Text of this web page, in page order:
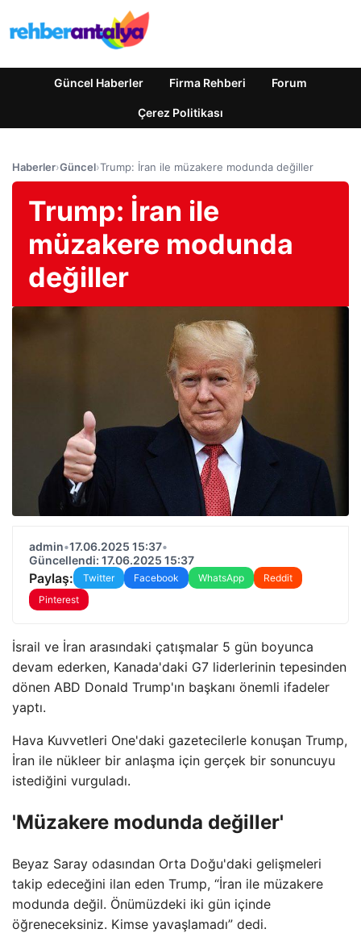
Güncel Haberler Firma Rehberi Forum
Çerez Politikası
Haberler›Güncel›Trump: İran ile müzakere modunda değiller
Trump: İran ile
müzakere modunda
değiller
admin•17.06.2025 15:37•
Güncellendi: 17.06.2025 15:37
Paylaş: Twitter Facebook WhatsApp
Reddit
Pinterest
İsrail ve İran arasındaki çatışmalar 5 gün boyunca
devam ederken, Kanada'daki G7 liderlerinin tepesinden
dönen ABD Donald Trump'ın başkanı önemli ifadeler
yaptı.
Hava Kuvvetleri One'daki gazetecilerle konuşan Trump,
İran ile nükleer bir anlaşma için gerçek bir sonuncuyu
istediğini vurguladı.
'Müzakere modunda değiller'
Beyaz Saray odasından Orta Doğu'daki gelişmeleri
takip edeceğini ilan eden Trump, “İran ile müzakere
modunda değil. Önümüzdeki iki gün içinde
öğreneceksiniz. Kimse yavaşlamadı” dedi.